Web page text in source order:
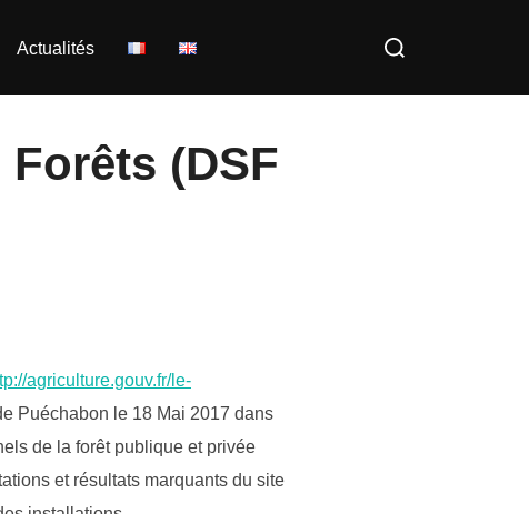
Actualités
Rechercher :
(DSF
agriculture.gouv.fr/le-
Puéchabon le 18 Mai 2017 dans
de la forêt publique et privée
et résultats marquants du site